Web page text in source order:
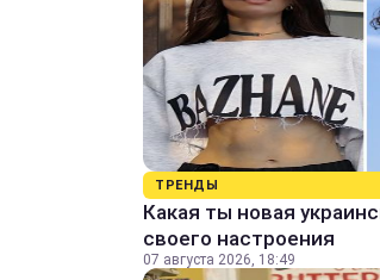
ТРЕНДЫ
Какая ты новая
своего настроения
07 августа 2026, 18:49